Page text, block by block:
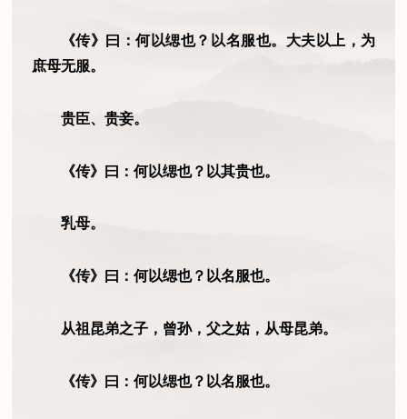
《传》曰：何以缌也？以名服也。大夫以上，为
庶母无服。
贵臣、贵妾。
《传》曰：何以缌也？以其贵也。
乳母。
《传》曰：何以缌也？以名服也。
从祖昆弟之子，曾孙，父之姑，从母昆弟。
《传》曰：何以缌也？以名服也。